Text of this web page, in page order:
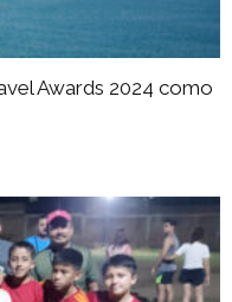
Awards 2024 como